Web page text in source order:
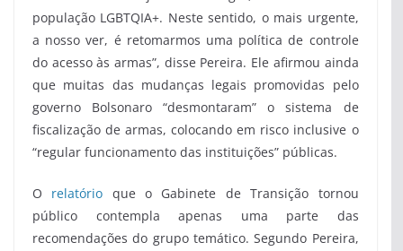
população LGBTQIA+. Neste sentido, o mais urgente,
a nosso ver, é retomarmos uma política de controle
do acesso às armas”, disse Pereira. Ele afirmou ainda
que muitas das mudanças legais promovidas pelo
governo Bolsonaro “desmontaram” o sistema de
fiscalização de armas, colocando em risco inclusive o
“regular funcionamento das instituições” públicas.
O relatório que o Gabinete de Transição tornou
público contempla apenas uma parte das
recomendações do grupo temático. Segundo Pereira,